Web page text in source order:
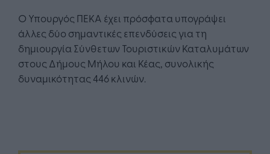
Ο Υπουργός ΠΕΚΑ έχει πρόσφατα υπογράψει
άλλες δύο σημαντικές επενδύσεις για τη
δημιουργία Σύνθετων Τουριστικών Καταλυμάτων
στους Δήμους Μήλου και Κέας, συνολικής
δυναμικότητας 446 κλινών.